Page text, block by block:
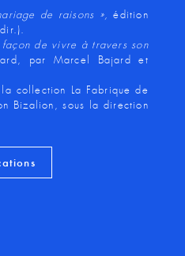
de raisons »,édition
de vivre à travers son
par Marcel Bajard et
collection La Fabrique de
Bizalion, sous la direction